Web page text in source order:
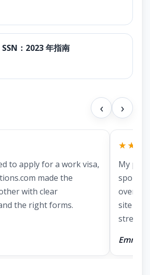
：2023 年指南
‹ ›
to apply for a work visa,
made the
with clear
the right forms.
My
site
Emma